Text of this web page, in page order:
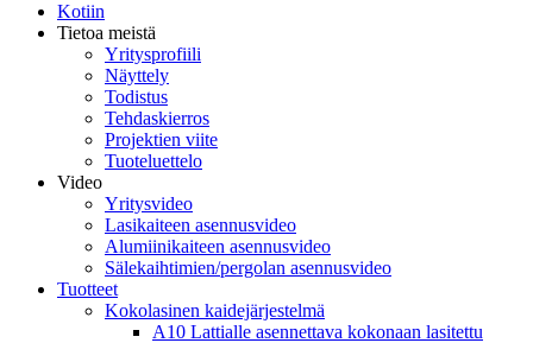
Kotiin
Tietoa meistä
Yritysprofiili
Näyttely
Todistus
Tehdaskierros
Projektien viite
Tuoteluettelo
Video
Yritysvideo
Lasikaiteen asennusvideo
Alumiinikaiteen asennusvideo
Sälekaihtimien/pergolan asennusvideo
Tuotteet
Kokolasinen kaidejärjestelmä
A10 Lattialle asennettava kokonaan lasitettu